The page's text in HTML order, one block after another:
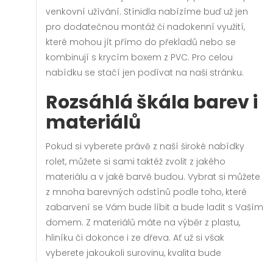
venkovní užívání. Stínidla nabízíme buď už jen
pro dodatečnou montáž či nadokenní využití,
které mohou jít přímo do překladů nebo se
kombinují s krycím boxem z PVC. Pro celou
nabídku se stačí jen podívat na naši stránku.
Rozsáhlá škála barev i
materiálů
Pokud si vyberete právě z naší široké nabídky
rolet, můžete si sami taktéž zvolit z jakého
materiálu a v jaké barvě budou. Vybrat si můžete
z mnoha barevných odstínů podle toho, které
zabarvení se Vám bude líbit a bude ladit s Vaším
domem. Z materiálů máte na výběr z plastu,
hliníku či dokonce i ze dřeva. Ať už si však
vyberete jakoukoli surovinu, kvalita bude